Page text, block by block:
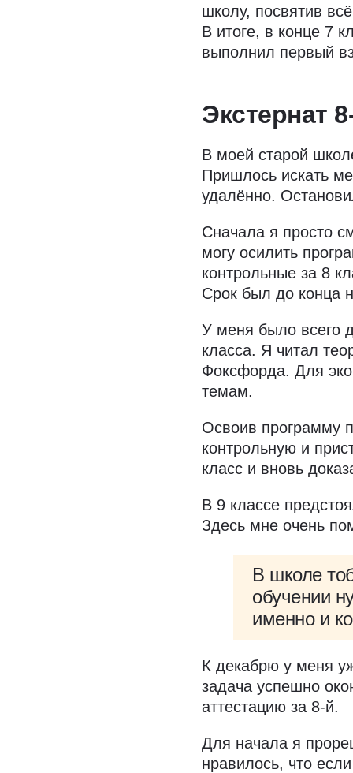
школу, посвятив
В итоге, в конце 7
выполнил первый
Экстернат
В моей старой
Пришлось искать
удалённо.
Сначала я просто
могу осилить
контрольные за 8
Срок был до конца
У меня было всего
класса. Я читал
Фоксфорда. Для
темам.
Освоив программу
контрольную и
класс и вновь
В 9 классе
Здесь мне очень
В школе
обучении
именно и
К декабрю у меня
задача успешно
аттестацию за 8-й.
Для начала я
нравилось, что